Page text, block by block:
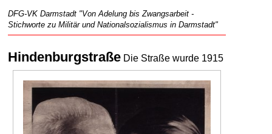
DFG-VK Darmstadt "Von Adelung bis Zwangsarbeit -
Stichworte zu Militär und Nationalsozialismus in Darmstadt"
Hindenburgstraße Die Straße wurde 1915